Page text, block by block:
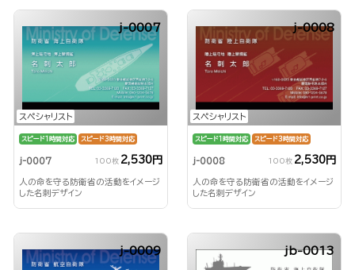
スペシャリスト
j-0007
スピード1時間対応 スピード3時間対応
j-0007 100枚 2,530円
人の命を守る防衛省の活動をイメージ
した名刺デザイン
スペシャリスト
j-0008
スピード1時間対応 スピード3時間対応
j-0008 100枚 2,530円
人の命を守る防衛省の活動をイメージ
した名刺デザイン
j-0009 jb-0013